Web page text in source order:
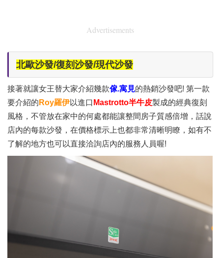
Advertisements
北歐沙發/復刻沙發/現代沙發
接著就讓女王替大家介紹幾款傢.寓見的熱銷沙發吧! 第一款
要介紹的 Roy羅伊以進口 Mastrotto半牛皮製成的經典復刻
風格，不管放在家中的何處都能讓整間房子質感倍增，話說
店內的每款沙發，在價格標示上也都非常清晰明瞭，如有不
了解的地方也可以直接洽詢店內的服務人員喔!